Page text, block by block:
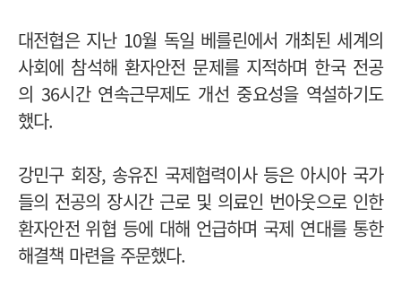
대전협은 지난 10월 독일 베를린에서 개최된 세계의
사회에 참석해 환자안전 문제를 지적하며 한국 전공
의 36시간 연속근무제도 개선 중요성을 역설하기도
했다.
강민구 회장, 송유진 국제협력이사 등은 아시아 국가
들의 전공의 장시간 근로 및 의료인 번아웃으로 인한
환자안전 위협 등에 대해 언급하며 국제 연대를 통한
해결책 마련을 주문했다.